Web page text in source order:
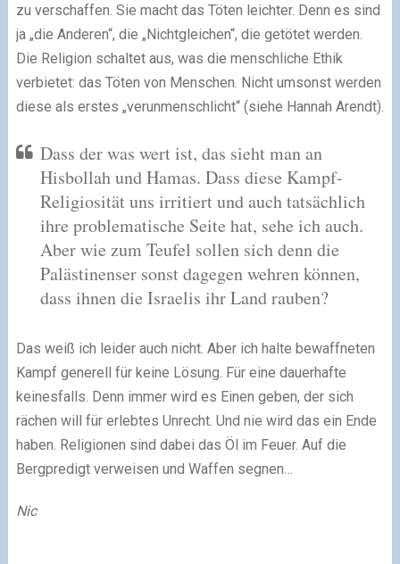
zu verschaffen. Sie macht das Töten leichter. Denn es sind
ja „die Anderen“, die „Nichtgleichen“, die getötet werden.
Die Religion schaltet aus, was die menschliche Ethik
verbietet: das Töten von Menschen. Nicht umsonst werden
diese als erstes „verunmenschlicht“ (siehe Hannah Arendt).
Dass der was wert ist, das sieht man an
Hisbollah und Hamas. Dass diese Kampf-
Religiosität uns irritiert und auch tatsächlich
ihre problematische Seite hat, sehe ich auch.
Aber wie zum Teufel sollen sich denn die
Palästinenser sonst dagegen wehren können,
dass ihnen die Israelis ihr Land rauben?
Das weiß ich leider auch nicht. Aber ich halte bewaffneten
Kampf generell für keine Lösung. Für eine dauerhafte
keinesfalls. Denn immer wird es Einen geben, der sich
rächen will für erlebtes Unrecht. Und nie wird das ein Ende
haben. Religionen sind dabei das Öl im Feuer. Auf die
Bergpredigt verweisen und Waffen segnen…
Nic